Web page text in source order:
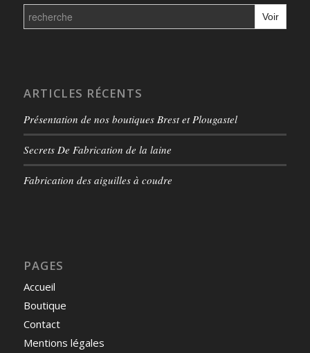
Search
for:
ARTICLES RÉCENTS
Présentation de nos boutiques Brest et Plougastel
Secrets De Fabrication de la laine
Fabrication des aiguilles à coudre
PAGES
Accueil
Boutique
Contact
Mentions légales